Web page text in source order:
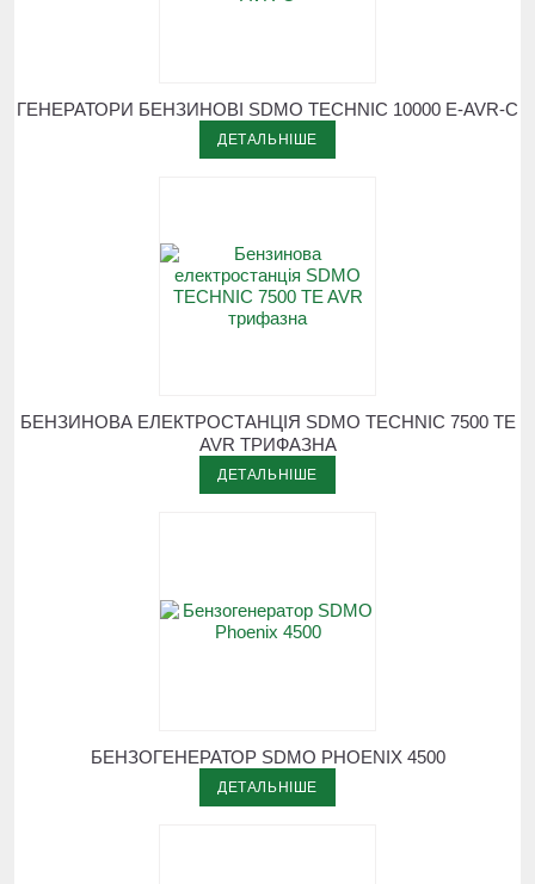
ГЕНЕРАТОРИ БЕНЗИНОВІ SDMO TECHNIC 10000 E-AVR-С
ДЕТАЛЬНІШЕ
БЕНЗИНОВА ЕЛЕКТРОСТАНЦІЯ SDMO TECHNIC 7500 TE
AVR ТРИФАЗНА
ДЕТАЛЬНІШЕ
БЕНЗОГЕНЕРАТОР SDMO PHOENIX 4500
ДЕТАЛЬНІШЕ